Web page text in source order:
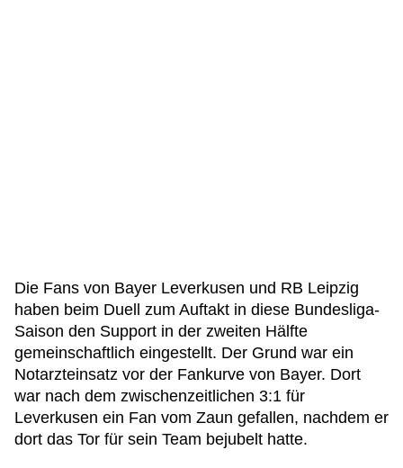
Die Fans von Bayer Leverkusen und RB Leipzig
haben beim Duell zum Auftakt in diese Bundesliga-
Saison den Support in der zweiten Hälfte
gemeinschaftlich eingestellt. Der Grund war ein
Notarzteinsatz vor der Fankurve von Bayer. Dort
war nach dem zwischenzeitlichen 3:1 für
Leverkusen ein Fan vom Zaun gefallen, nachdem er
dort das Tor für sein Team bejubelt hatte.